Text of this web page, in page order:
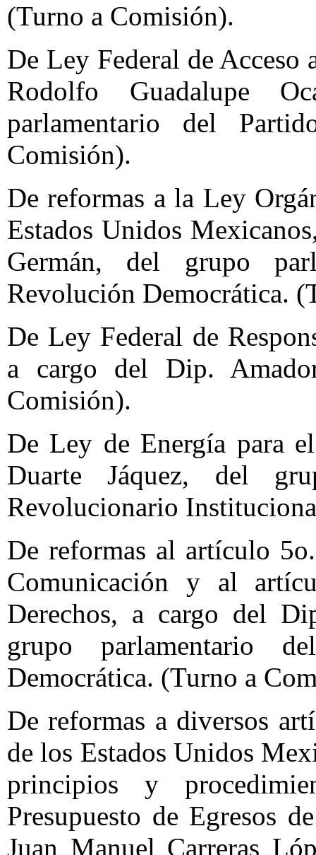
(Turno a Comisión).
De Ley Federal de
Rodolfo Guadalupe
parlamentario del
Comisión).
De reformas a la Ley
Estados Unidos
Germán, del grupo
Revolución Democrática.
De Ley Federal de
a cargo del Dip.
Comisión).
De Ley de Energía para
Duarte Jáquez, del
Revolucionario
De reformas al artículo
Comunicación y al
Derechos, a cargo del
grupo parlamentario
Democrática. (Turno a
De reformas a diversos
de los Estados Unidos
principios y
Presupuesto de Egresos
Juan Manuel Carreras